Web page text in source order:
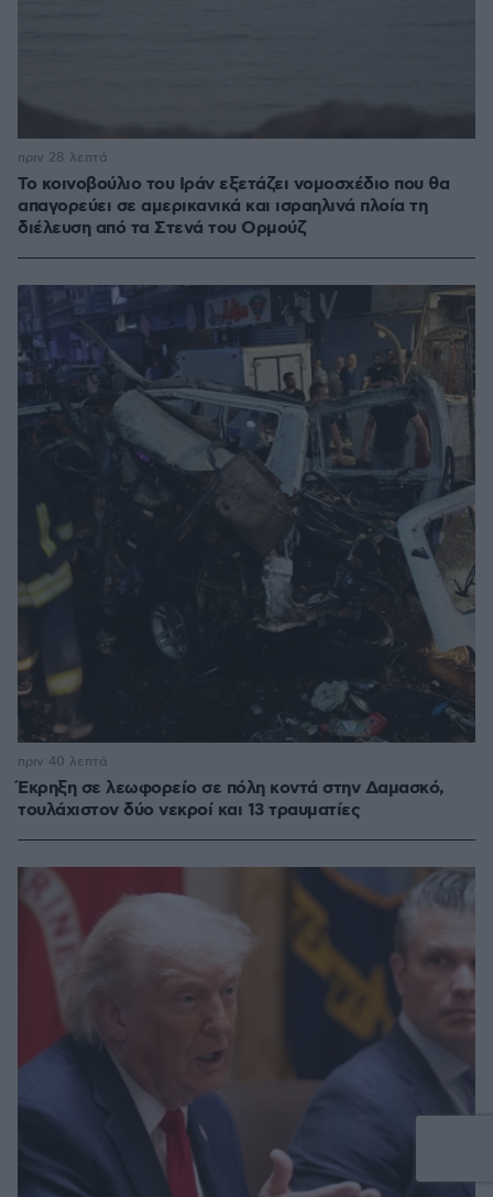
Το κοινοβούλιο του Ιράν εξετάζει νομοσχέδιο που θα
απαγορεύει σε αμερικανικά και ισραηλινά πλοία τη
διέλευση από τα Στενά του Ορμούζ
πριν 28 λεπτά
Έκρηξη σε λεωφορείο σε πόλη κοντά στην Δαμασκό,
τουλάχιστον δύο νεκροί και 13 τραυματίες
πριν 40 λεπτά